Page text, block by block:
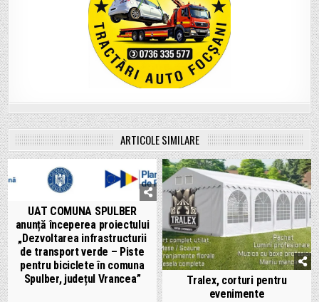
ARTICOLE SIMILARE
UAT COMUNA SPULBER
anunță începerea proiectului
„Dezvoltarea infrastructurii
de transport verde – Piste
pentru biciclete în comuna
Spulber, județul Vrancea”
Tralex, corturi pentru
evenimente